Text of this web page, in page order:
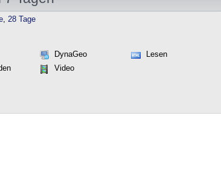
, 28 Tage
DynaGeo
Lesen
Video